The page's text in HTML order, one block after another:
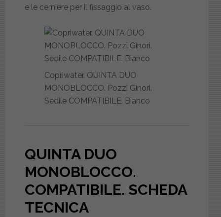
e le cerniere per il fissaggio al vaso.
Copriwater. QUINTA DUO
MONOBLOCCO. Pozzi Ginori.
Sedile COMPATIBILE. Bianco
QUINTA DUO
MONOBLOCCO.
COMPATIBILE. SCHEDA
TECNICA